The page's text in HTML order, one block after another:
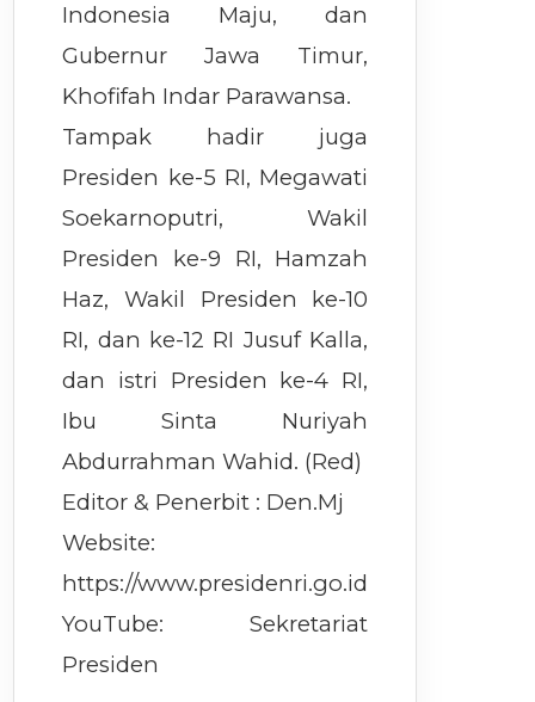
Indonesia Maju, dan
Gubernur Jawa Timur,
Khofifah Indar Parawansa.
Tampak hadir juga
Presiden ke-5 RI, Megawati
Soekarnoputri, Wakil
Presiden ke-9 RI, Hamzah
Haz, Wakil Presiden ke-10
RI, dan ke-12 RI Jusuf Kalla,
dan istri Presiden ke-4 RI,
Ibu Sinta Nuriyah
Abdurrahman Wahid. (Red)
Editor & Penerbit : Den.Mj
Website:
https://www.presidenri.go.id
YouTube: Sekretariat
Presiden